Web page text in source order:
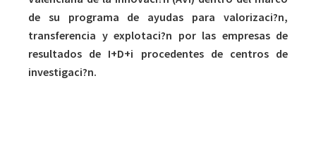
de su programa de ayudas para valorizaci?n,
transferencia y explotaci?n por las empresas de
resultados de I+D+i procedentes de centros de
investigaci?n.